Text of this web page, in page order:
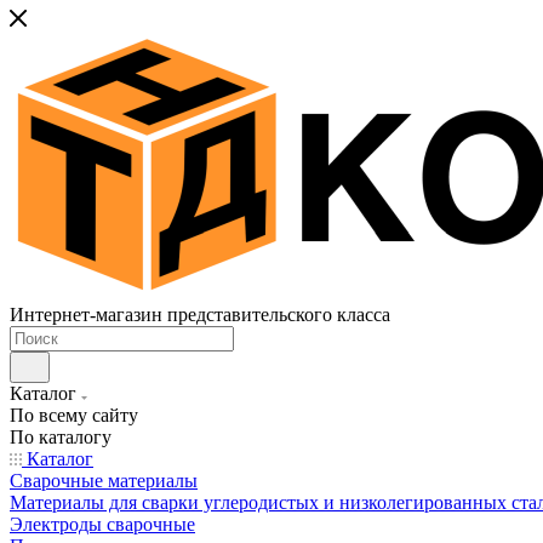
Интернет-магазин представительского класса
Каталог
По всему сайту
По каталогу
Каталог
Сварочные материалы
Материалы для сварки углеродистых и низколегированных
Электроды сварочные